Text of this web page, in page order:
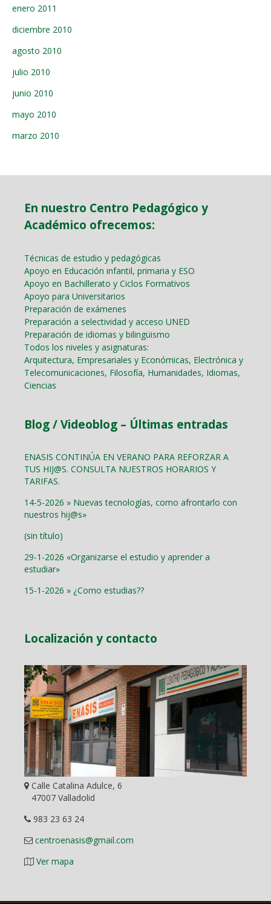
enero 2011
diciembre 2010
agosto 2010
julio 2010
junio 2010
mayo 2010
marzo 2010
En nuestro Centro Pedagógico y
Académico ofrecemos:
Técnicas de estudio y pedagógicas
Apoyo en Educación infantil, primaria y ESO
Apoyo en Bachillerato y Ciclos Formativos
Apoyo para Universitarios
Preparación de exámenes
Preparación a selectividad y acceso UNED
Preparación de idiomas y bilingüismo
Todos los niveles y asignaturas:
Arquitectura, Empresariales y Económicas, Electrónica y
Telecomunicaciones, Filosofía, Humanidades, Idiomas,
Ciencias
Blog / Videoblog – Últimas entradas
ENASIS CONTINÚA EN VERANO PARA REFORZAR A
TUS HIJ@S. CONSULTA NUESTROS HORARIOS Y
TARIFAS.
14-5-2026 » Nuevas tecnologías, como afrontarlo con
nuestros hij@s»
(sin título)
29-1-2026 «Organizarse el estudio y aprender a
estudiar»
15-1-2026 » ¿Como estudias??
Localización y contacto
Calle Catalina Adulce, 6
47007 Valladolid
983 23 63 24
centroenasis@gmail.com
Ver mapa